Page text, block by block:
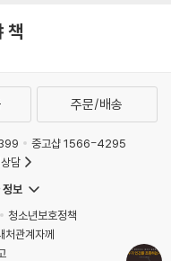
책
주문/배송
중고샵 1566-4295
담
보
청소년보호정책
처관계자께